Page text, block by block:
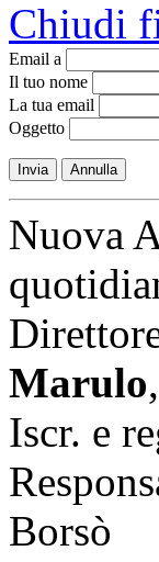
Chiudi
Email a
Il tuo nome
La tua email
Oggetto
Invia Annulla
Nuova
Marulo
Iscr. e
Borsò